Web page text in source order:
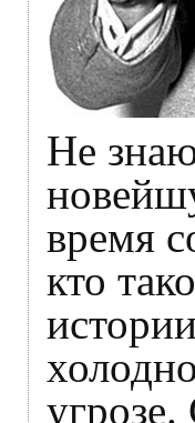
Не
время
кто